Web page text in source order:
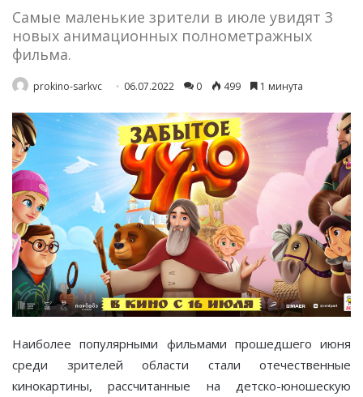
Самые маленькие зрители в июле увидят 3
новых анимационных полнометражных
фильма.
prokino-sarkvc 06.07.2022 0 499 1 минута
Наиболее популярными фильмами прошедшего июня
среди зрителей области стали отечественные
кинокартины, рассчитанные на детско-юношескую